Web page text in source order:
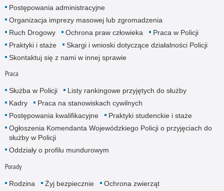
Postępowania administracyjne
Organizacja imprezy masowej lub zgromadzenia
Ruch Drogowy
Ochrona praw człowieka
Praca w Policji
Praktyki i staże
Skargi i wnioski dotyczące działalności Policji
Skontaktuj się z nami w innej sprawie
Praca
Służba w Policji
Listy rankingowe przyjętych do służby
Kadry
Praca na stanowiskach cywilnych
Postępowania kwalifikacyjne
Praktyki studenckie i staże
Ogłoszenia Komendanta Wojewódzkiego Policji o przyjęciach do
służby w Policji
Oddziały o profilu mundurowym
Porady
Rodzina Żyj bezpiecznie
Ochrona zwierząt